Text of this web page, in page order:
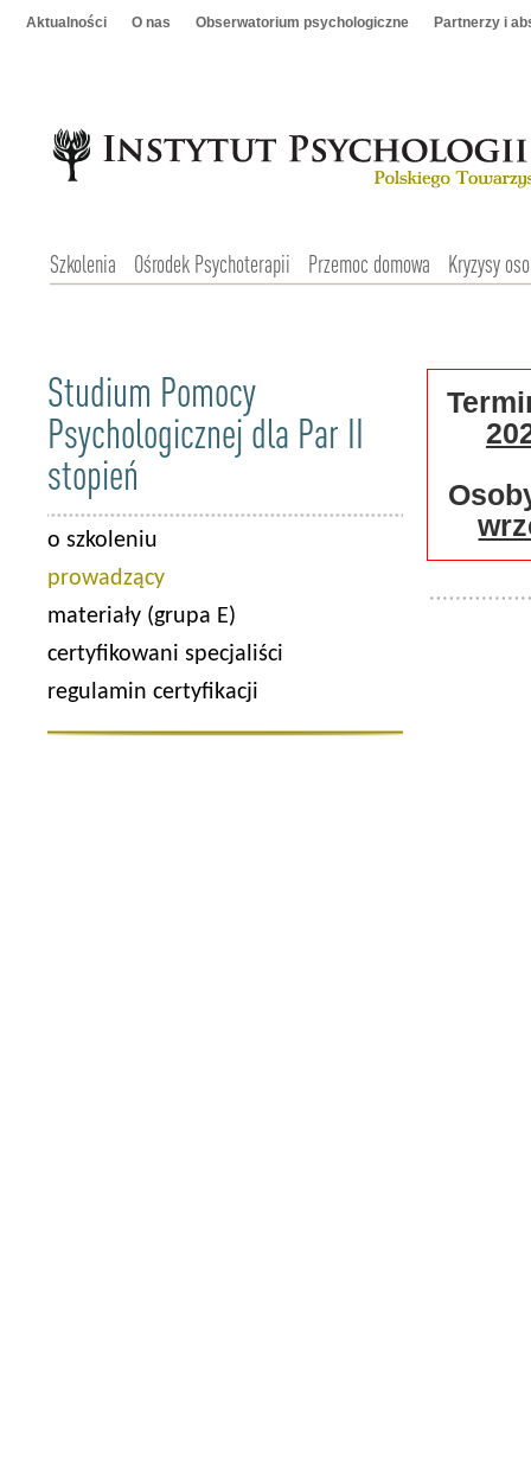
Aktualności O nas Obserwatorium psychologiczne Partnerzy i
Szkolenia Ośrodek Psychoterapii Przemoc domowa Kryzysy
Studium Pomocy
Psychologicznej dla Par II
stopień
o szkoleniu
prowadzący
materiały (grupa E)
certyfikowani specjaliści
regulamin certyfikacji